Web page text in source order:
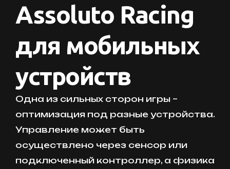
Assoluto Racing
для мобильных
устройств
Одна из сильных сторон игры –
оптимизация под разные устройства.
Управление может быть
осуществлено через сенсор или
подключенный контроллер, а физика